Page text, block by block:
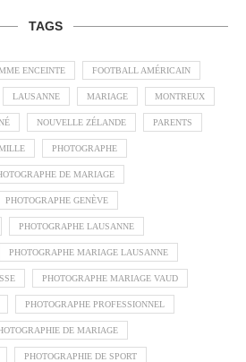
TAGS
ENCEINTE FOOTBALL AMÉRICAIN
LAUSANNE MARIAGE MONTREUX
NOUVELLE ZÉLANDE PARENTS
PHOTOGRAPHE
DE MARIAGE
PHOTOGRAPHE GENÈVE
PHOTOGRAPHE LAUSANNE
PHOTOGRAPHE MARIAGE LAUSANNE
PHOTOGRAPHE MARIAGE VAUD
PHOTOGRAPHE PROFESSIONNEL
DE MARIAGE
PHOTOGRAPHIE DE SPORT